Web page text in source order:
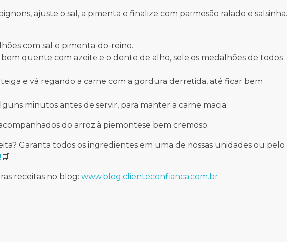
ajuste o sal, a pimenta e finalize com parmesão ralado e salsinha.
com sal e pimenta-do-reino.
quente com azeite e o dente de alho, sele os medalhões de todos
e vá regando a carne com a gordura derretida, até ficar bem
minutos antes de servir, para manter a carne macia.
do arroz à piemontese bem cremoso.
Garanta todos os ingredientes em uma de nossas unidades ou pelo
🛒
receitas no blog: www.blog.clienteconfianca.com.br